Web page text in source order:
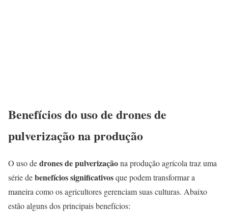
Benefícios do uso de drones de
pulverização na produção
O uso dedrones de pulverizaçãona produção agrícola traz uma
série debenefícios significativosque podem transformar a
maneira como os agricultores gerenciam suas culturas. Abaixo
estão alguns dos principais benefícios: